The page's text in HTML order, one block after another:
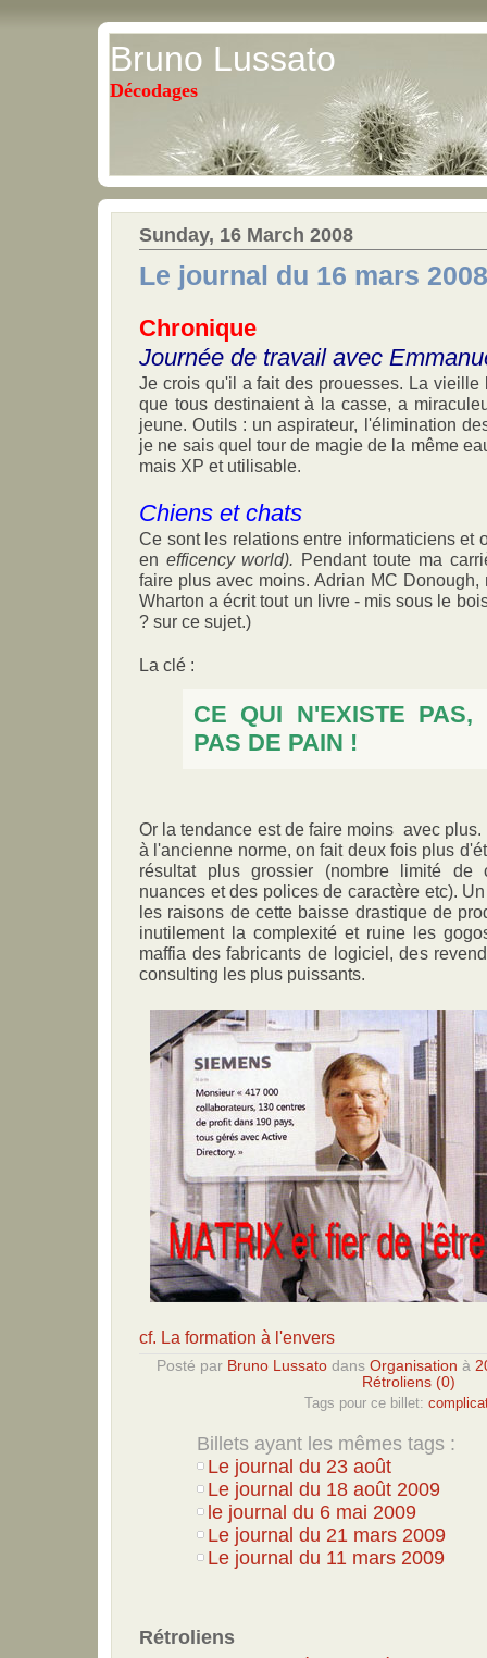
Bruno Lussato
Décodages
Sunday, 16 March 2008
Le journal du 16 mars 2008
Chronique
Journée de travail avec
Je crois qu'il a fait des prouesses. La vieille
que tous destinaient à la casse, a
jeune. Outils : un aspirateur, l'élimination
je ne sais quel tour de magie de la même
mais XP et utilisable.
Chiens et chats
Ce sont les relations entre informaticiens et
en efficency world). Pendant toute ma
faire plus avec moins. Adrian MC
Wharton a écrit tout un livre - mis sous le
? sur ce sujet.)
La clé :
CE QUI N'EXISTE PAS,
PAS DE PAIN !
Or la tendance est de faire moins avec
à l'ancienne norme, on fait deux fois plus
résultat plus grossier (nombre limité de
nuances et des polices de caractère etc).
les raisons de cette baisse drastique de
inutilement la complexité et ruine les
maffia des fabricants de logiciel, des
consulting les plus puissants.
cf. La formation à l'envers
Posté par Bruno Lussatodans Organisation à
Rétroliens (0)
Tags pour ce billet:
Billets ayant les mêmes tags :
Le journal du 23 août
Le journal du 18 août 2009
le journal du 6 mai 2009
Le journal du 21 mars 2009
Le journal du 11 mars 2009
Rétroliens